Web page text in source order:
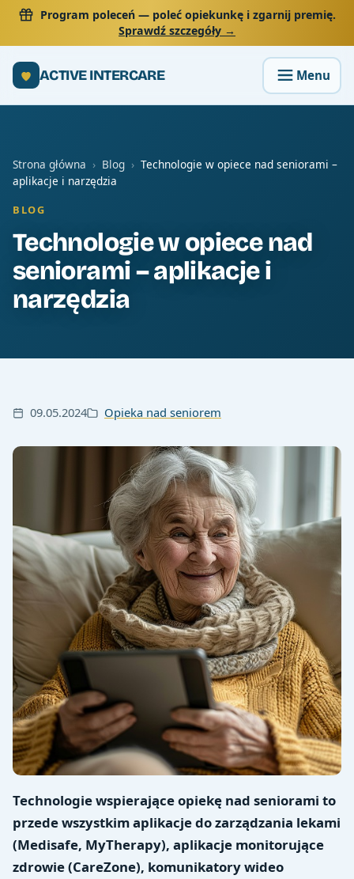
Program poleceń— poleć opiekunkę i zgarnij premię.
Sprawdź szczegóły →
ACTIVE INTERCARE
Strona główna › Blog › Technologie w opiece nad seniorami –
aplikacje i narzędzia
BLOG
Technologie w opiece nad
seniorami – aplikacje i
narzędzia
09.05.2024 Opieka nad seniorem
Technologie wspierające opiekę nad seniorami to
przede wszystkim aplikacje do zarządzania lekami
(Medisafe, MyTherapy), aplikacje monitorujące
zdrowie (CareZone), komunikatory wideo